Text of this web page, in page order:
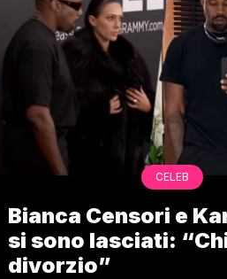
CELEB
Bianca Censori e
si sono lasciati:
divorzio”
Bimba Bum del
virale nell’estate
definitiva di
FABIANO